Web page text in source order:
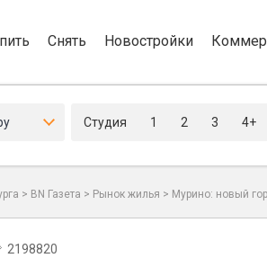
Снять Новостройки
Студия 1 2 3 4+
> BN Газета > Рынок жилья > Мурино: новый
2198820